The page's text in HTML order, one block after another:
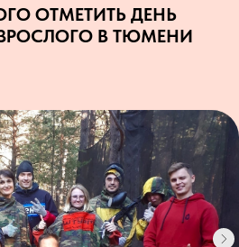
ОТМЕТИТЬ ДЕНЬ
В ТЮМЕНИ